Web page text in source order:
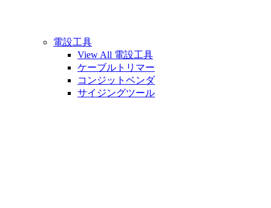
電設工具
View All 電設工具
ケーブルトリマー
コンジットベンダ
サイジングツール